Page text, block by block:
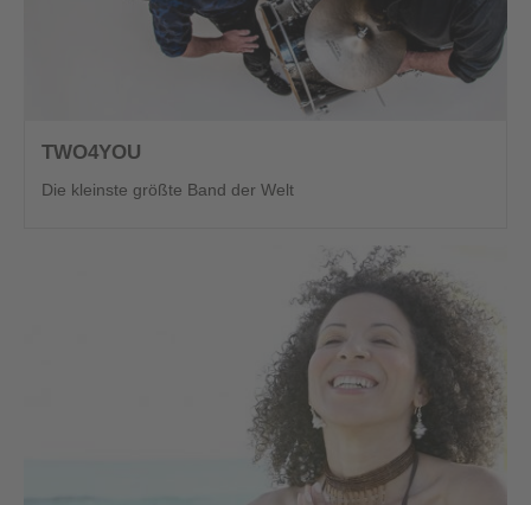
TWO4YOU
Die kleinste größte Band der Welt